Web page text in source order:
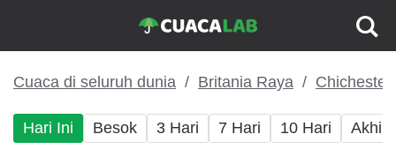
Cuaca di seluruh dunia Britania Raya Chichester
Hari Ini Besok 3 Hari 7 Hari 10 Hari Akhir